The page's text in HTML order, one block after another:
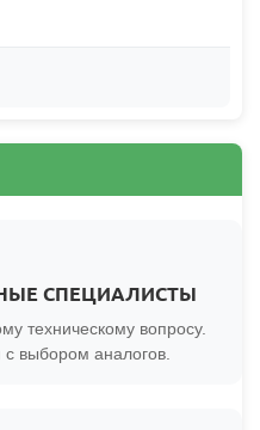
СПЕЦИАЛИСТЫ
техническому вопросу.
выбором аналогов.